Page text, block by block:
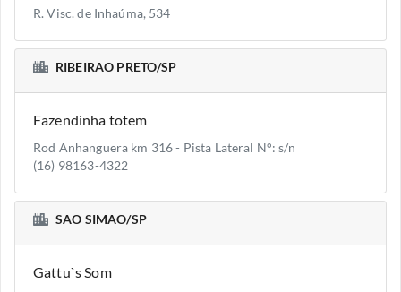
R. Visc. de Inhaúma, 534
RIBEIRAO PRETO/SP
Fazendinha totem
Rod Anhanguera km 316 - Pista Lateral N°: s/n
(16) 98163-4322
SAO SIMAO/SP
Gattu`s Som